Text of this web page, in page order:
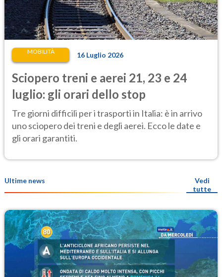
MOBILITÀ 16 Luglio 2026
Sciopero treni e aerei 21, 23 e 24
luglio: gli orari dello stop
Tre giorni difficili per i trasporti in Italia: è in arrivo
uno sciopero dei treni e degli aerei. Ecco le date e
gli orari garantiti.
Ultime news
Vedi
tutte